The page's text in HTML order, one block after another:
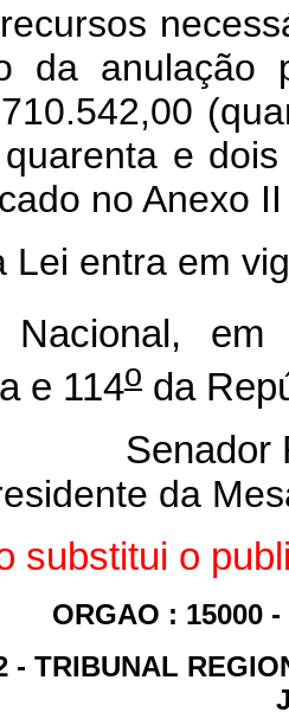
da anulação
e
no Anexo
Lei entra em
Nacional,
e 114o da
Senador
da
substitui o
ORGAO : 15000
- TRIBUNAL